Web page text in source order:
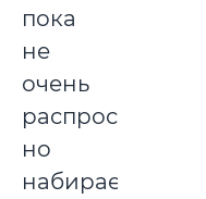
пока
не
очень
распространено,
но
набирает